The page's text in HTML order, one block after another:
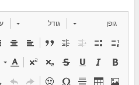
גופן גודל